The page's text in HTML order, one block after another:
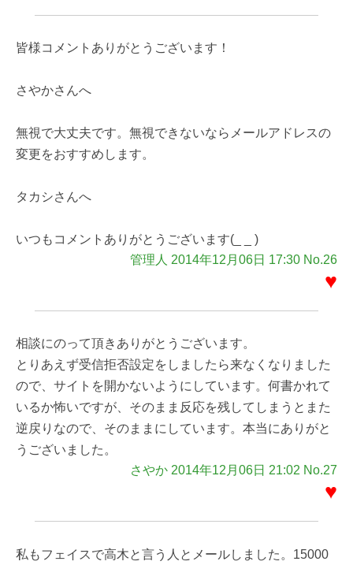
皆様コメントありがとうございます！
さやかさんへ
無視で大丈夫です。無視できないならメールアドレスの
変更をおすすめします。
タカシさんへ
いつもコメントありがとうございます(_ _ )
管理人 2014年12月06日 17:30 No.26
♥
相談にのって頂きありがとうございます。
とりあえず受信拒否設定をしましたら来なくなりました
ので、サイトを開かないようにしています。何書かれて
いるか怖いですが、そのまま反応を残してしまうとまた
逆戻りなので、そのままにしています。本当にありがと
うございました。
さやか 2014年12月06日 21:02 No.27
♥
私もフェイスで高木と言う人とメールしました。15000